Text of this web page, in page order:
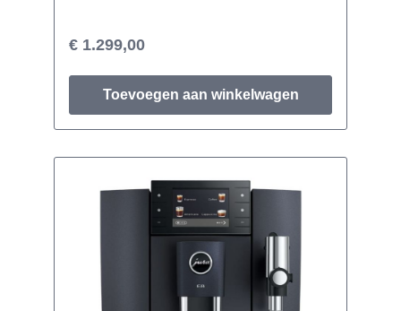
€ 1.299,00
Toevoegen aan winkelwagen